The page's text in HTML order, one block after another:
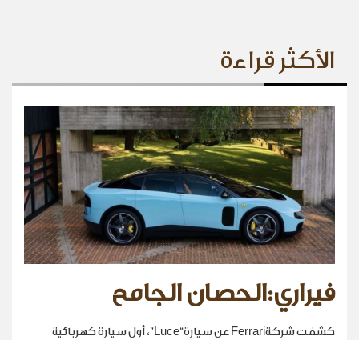
الأكثر قراءة
فيراري:الحصان الجامح
كشفت شركةFerrari عن سيارة“Luce”، أول سيارة كهربائية